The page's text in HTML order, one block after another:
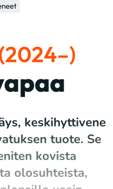
keskihyttivene
tuote. Se
kovista
olosuhteista,